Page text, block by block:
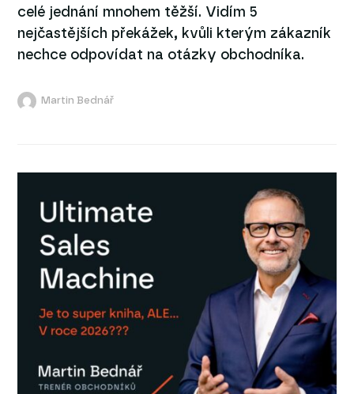
celé jednání mnohem těžší. Vidím 5
nejčastějších překážek, kvůli kterým zákazník
nechce odpovídat na otázky obchodníka.
Martin Bednář